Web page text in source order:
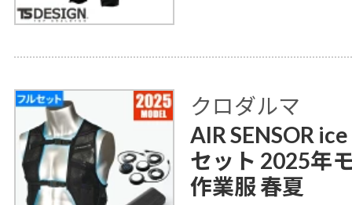
クロダルマ
AIR SENSOR
セット 2025年
作業服 春夏